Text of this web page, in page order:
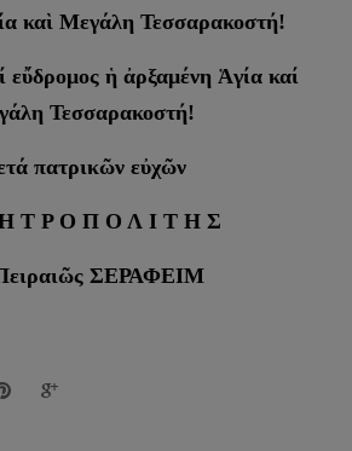
καὶ Μεγάλη Τεσσαρακοστή!
ἡ ἀρξαμένη Ἁγία καί
Τεσσαρακοστή!
πατρικῶν εὐχῶν
Τ Ρ Ο Π Ο Λ Ι Τ Η Σ
ΣΕΡΑΦΕΙΜ